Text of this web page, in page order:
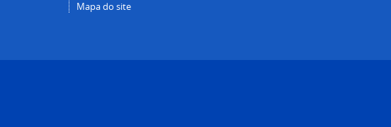
Mapa do site